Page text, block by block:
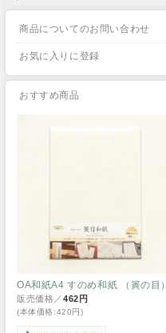
商品についてのお問い合わせ
お気に入りに登録
おすすめ商品
OA和紙A4 すのめ和紙 （簀の目）
販売価格／462円
(本体価格:420円)